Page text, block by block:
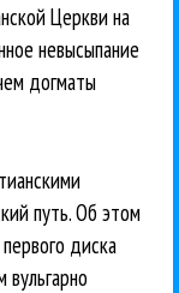
Церкви на
невысыпание
догматы
путь. Об этом
диска